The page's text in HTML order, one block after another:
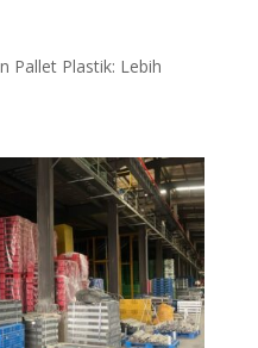
Pallet Plastik: Lebih